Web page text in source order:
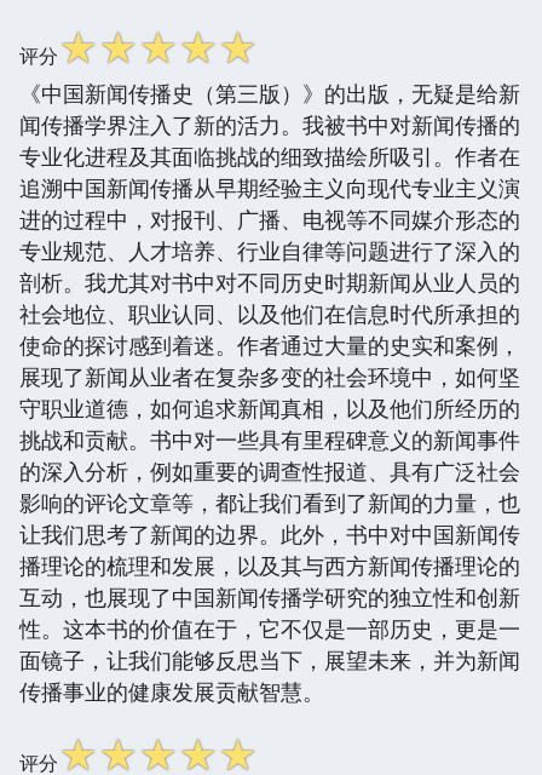
评分☆☆☆☆☆
《中国新闻传播史（第三版）》的出版，无疑是给新
闻传播学界注入了新的活力。我被书中对新闻传播的
专业化进程及其面临挑战的细致描绘所吸引。作者在
追溯中国新闻传播从早期经验主义向现代专业主义演
进的过程中，对报刊、广播、电视等不同媒介形态的
专业规范、人才培养、行业自律等问题进行了深入的
剖析。我尤其对书中对不同历史时期新闻从业人员的
社会地位、职业认同、以及他们在信息时代所承担的
使命的探讨感到着迷。作者通过大量的史实和案例，
展现了新闻从业者在复杂多变的社会环境中，如何坚
守职业道德，如何追求新闻真相，以及他们所经历的
挑战和贡献。书中对一些具有里程碑意义的新闻事件
的深入分析，例如重要的调查性报道、具有广泛社会
影响的评论文章等，都让我们看到了新闻的力量，也
让我们思考了新闻的边界。此外，书中对中国新闻传
播理论的梳理和发展，以及其与西方新闻传播理论的
互动，也展现了中国新闻传播学研究的独立性和创新
性。这本书的价值在于，它不仅是一部历史，更是一
面镜子，让我们能够反思当下，展望未来，并为新闻
传播事业的健康发展贡献智慧。
评分☆☆☆☆☆